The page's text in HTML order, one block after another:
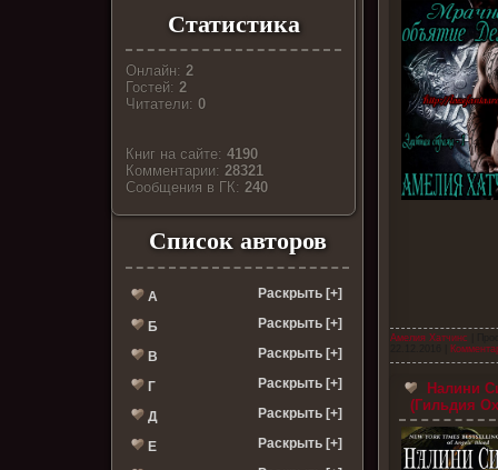
Статистика
Онлайн:2
Гостей:2
Читатели:0
Книг на сайте:4190
Комментарии:28321
Cообщения в ГК:240
Список авторов
А Раскрыть [+]
Б Раскрыть [+]
В Раскрыть [+]
Г Раскрыть [+]
Д Раскрыть [+]
Е Раскрыть [+]
Амелия Хатчинс
Налини
(Гильдия